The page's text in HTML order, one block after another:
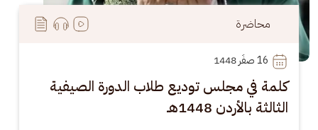
محاضرة
16
كلمة في مجلس توديع طلاب الدورة الصيفية
الثالثة بالأردن 1448هـ